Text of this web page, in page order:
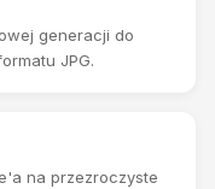
generacji do
JPG.
na przezroczyste